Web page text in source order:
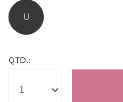
U
QTD.: